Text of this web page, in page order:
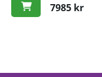
7985 kr